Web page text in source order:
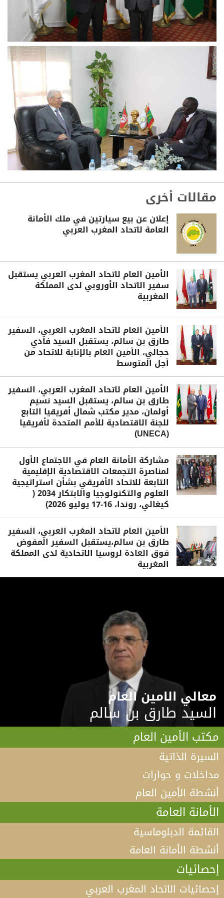
مقالات أخرى
إعلان عن بيع سيارتين في ملك الأمانة
العامة لاتحاد المغرب العربي
الأمين العام لاتحاد المغرب العربي يستقبل
سفير الاتحاد الأوروبي لدى المملكة
المغربية
الأمين العام لاتحاد المغرب العربي، السفير
طارق بن سالم، يستقبل السيد فادي
حجالي، الأمين العام بالإنابة للاتحاد من
أجل المتوسط
الأمين العام لاتحاد المغرب العربي، السفير
طارق بن سالم، يستقبل السيد نسيم
أولمان، مدير مكتب شمال أفريقيا التابع
للجنة الاقتصادية للأمم المتحدة لأفريقيا
(UNECA)
مشاركة الأمانة العام في الاجتماع الأول
لمناصرة التجمعات الاقتصادية الإقليمية
التابعة للاتحاد الأفريقي بشأن استراتيجية
العلوم والتكنولوجيا والابتكار 2034 (
كيغالي، روندا، 16-17 يوليو 2026)
الأمين العام لاتحاد المغرب العربي، السفير
طارق بن سالم،يستقبل السفير المفوض
فوق العادة لروسيا الاتحادية لدى المملكة
المغربية
معالي الامين العام
السيد طارق بن سالم
مكتب الأمين العام
السيرة الذاتية
مداخلات و حوارات
أنشطة الأمين العام
الأمانة العامة
القائمة الدبلوماسية
أنشطة الأمانة العامة
إحصائيات
إحصائيات الاتحاد المغرب العربي